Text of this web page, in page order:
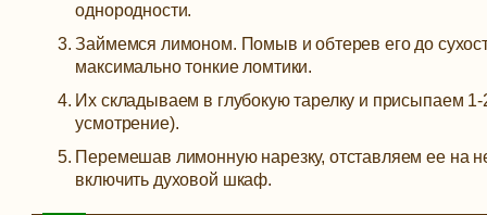
однородности.
Займемся лимоном. Помыв и обтерев его до
максимально тонкие ломтики.
Их складываем в глубокую тарелку и присыпаем
усмотрение).
Перемешав лимонную нарезку, отставляем ее на
включить духовой шкаф.